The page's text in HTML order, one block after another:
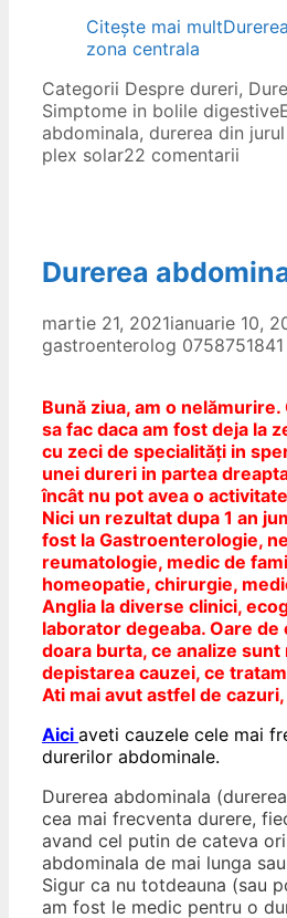
Citește mai mult
zona centrala
Categorii Despre dureri,
Simptome in bolile digestive
abdominala, durerea din
plex solar22 comentarii
Durerea
martie 21, 2021ianuarie 10,
gastroenterolog 0758751841
Bună ziua, am o
sa fac daca am fost deja la
cu zeci de specialități in
unei dureri in partea
încât nu pot avea o
Nici un rezultat dupa 1 an
fost la Gastroenterologie,
reumatologie, medic de
homeopatie, chirurgie,
Anglia la diverse clinici,
laborator degeaba. Oare de
doara burta, ce analize
depistarea cauzei, ce
Ati mai avut astfel de
Aici aveti cauzele cele mai
durerilor abdominale.
Durerea abdominala
cea mai frecventa durere,
avand cel putin de cateva
abdominala de mai lunga
Sigur ca nu totdeauna (sau
am fost le medic pentru o